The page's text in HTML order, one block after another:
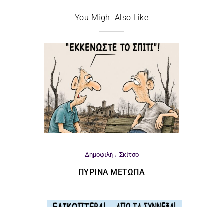
You Might Also Like
Δημοφιλή Σκίτσο
ΠΎΡΙΝΑ ΜΈΤΩΠΑ